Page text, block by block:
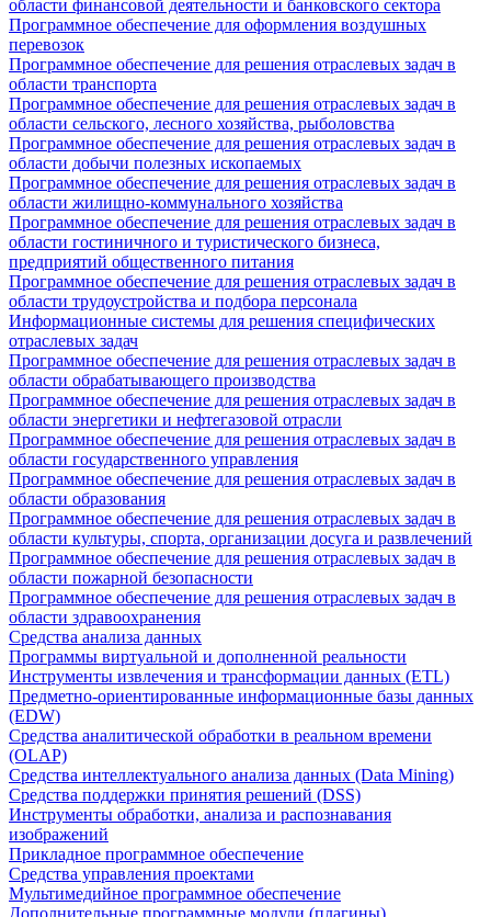
области финансовой деятельности и банковского сектора
Программное обеспечение для оформления воздушных
перевозок
Программное обеспечение для решения отраслевых задач в
области транспорта
Программное обеспечение для решения отраслевых задач в
области сельского, лесного хозяйства, рыболовства
Программное обеспечение для решения отраслевых задач в
области добычи полезных ископаемых
Программное обеспечение для решения отраслевых задач в
области жилищно-коммунального хозяйства
Программное обеспечение для решения отраслевых задач в
области гостиничного и туристического бизнеса,
предприятий общественного питания
Программное обеспечение для решения отраслевых задач в
области трудоустройства и подбора персонала
Информационные системы для решения специфических
отраслевых задач
Программное обеспечение для решения отраслевых задач в
области обрабатывающего производства
Программное обеспечение для решения отраслевых задач в
области энергетики и нефтегазовой отрасли
Программное обеспечение для решения отраслевых задач в
области государственного управления
Программное обеспечение для решения отраслевых задач в
области образования
Программное обеспечение для решения отраслевых задач в
области культуры, спорта, организации досуга и развлечений
Программное обеспечение для решения отраслевых задач в
области пожарной безопасности
Программное обеспечение для решения отраслевых задач в
области здравоохранения
Средства анализа данных
Программы виртуальной и дополненной реальности
Инструменты извлечения и трансформации данных (ETL)
Предметно-ориентированные информационные базы данных
(EDW)
Средства аналитической обработки в реальном времени
(OLAP)
Средства интеллектуального анализа данных (Data Mining)
Средства поддержки принятия решений (DSS)
Инструменты обработки, анализа и распознавания
изображений
Прикладное программное обеспечение
Средства управления проектами
Мультимедийное программное обеспечение
Дополнительные программные модули (плагины)